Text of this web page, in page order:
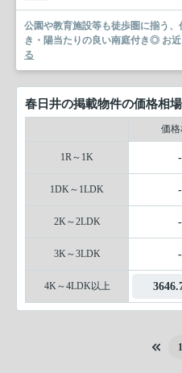
公園や教育施設等も徒歩圏に揃う
き・陽当たりの良い南庭付き◎ お
る
春日井の掲載物件の価格相場
価
1R～1K -
1DK～1LDK -
2K～2LDK -
3K～3LDK -
4K～4LDK以上
1